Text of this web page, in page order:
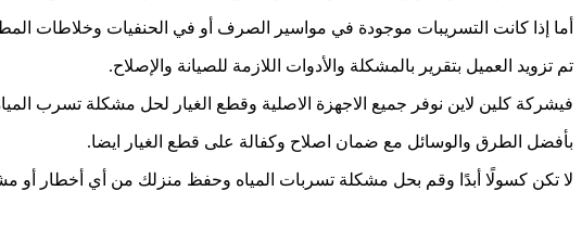
أما إذا كانت التسريبات موجودة في مواسير الصرف أو في الحنفيات وخلاطات
تم تزويد العميل بتقرير بالمشكلة والأدوات اللازمة للصيانة والإصلاح.
فيشركة كلين لاين نوفر جميع الاجهزة الاصلية وقطع الغيار لحل مشكلة تسرب
بأفضل الطرق والوسائل مع ضمان اصلاح وكفالة على قطع الغيار ايضا.
لا تكن كسولًا أبدًا وقم بحل مشكلة تسربات المياه وحفظ منزلك من أي أخطار أو